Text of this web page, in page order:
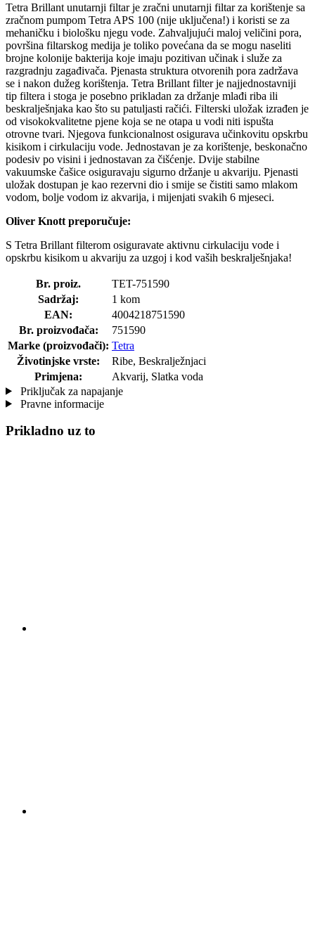
Tetra Brillant unutarnji filtar je zračni unutarnji filtar za korištenje sa
zračnom pumpom Tetra APS 100 (nije uključena!) i koristi se za
mehaničku i biološku njegu vode. Zahvaljujući maloj veličini pora,
površina filtarskog medija je toliko povećana da se mogu naseliti
brojne kolonije bakterija koje imaju pozitivan učinak i služe za
razgradnju zagađivača. Pjenasta struktura otvorenih pora zadržava
se i nakon dužeg korištenja. Tetra Brillant filter je najjednostavniji
tip filtera i stoga je posebno prikladan za držanje mlađi riba ili
beskralješnjaka kao što su patuljasti račići. Filterski uložak izrađen je
od visokokvalitetne pjene koja se ne otapa u vodi niti ispušta
otrovne tvari. Njegova funkcionalnost osigurava učinkovitu opskrbu
kisikom i cirkulaciju vode. Jednostavan je za korištenje, beskonačno
podesiv po visini i jednostavan za čišćenje. Dvije stabilne
vakuumske čašice osiguravaju sigurno držanje u akvariju. Pjenasti
uložak dostupan je kao rezervni dio i smije se čistiti samo mlakom
vodom, bolje vodom iz akvarija, i mijenjati svakih 6 mjeseci.
Oliver Knott preporučuje:
S Tetra Brillant filterom osiguravate aktivnu cirkulaciju vode i
opskrbu kisikom u akvariju za uzgoj i kod vaših beskralješnjaka!
Br. proiz.
TET-751590
Sadržaj:
1 kom
EAN:
4004218751590
Br. proizvođača:
751590
Marke (proizvođači): Tetra
Životinjske vrste:
Ribe, Beskralježnjaci
Primjena:
Akvarij, Slatka voda
Priključak za napajanje
Pravne informacije
Prikladno uz to